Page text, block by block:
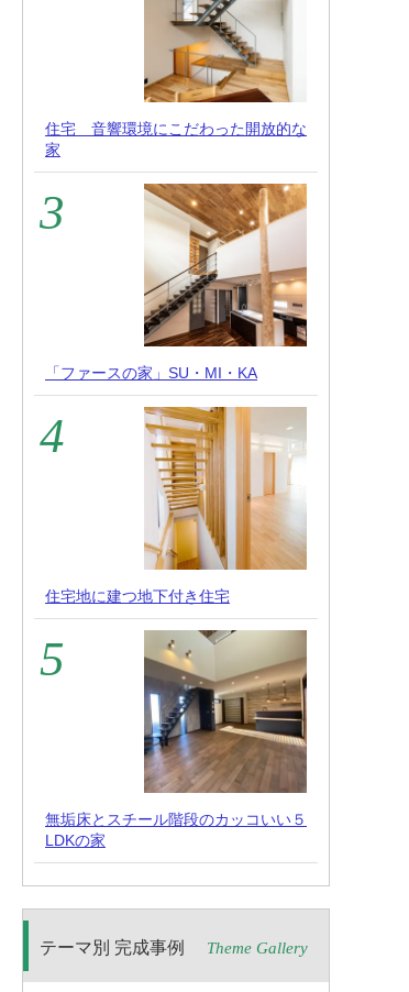
住宅 音響環境にこだわった開放的な
家
「ファースの家」SU・MI・KA
住宅地に建つ地下付き住宅
無垢床とスチール階段のカッコいい５
LDKの家
テーマ別 完成事例 Theme Gallery